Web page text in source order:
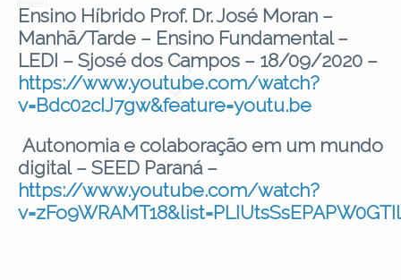
Ensino Híbrido Prof. Dr. José Moran –
Manhã/Tarde – Ensino Fundamental –
LEDI – Sjosé dos Campos – 18/09/2020 –
https://www.youtube.com/watch?
v=Bdc02cIJ7gw&feature=youtu.be
Autonomia e colaboração em um mundo
digital – SEED Paraná –
https://www.youtube.com/watch?